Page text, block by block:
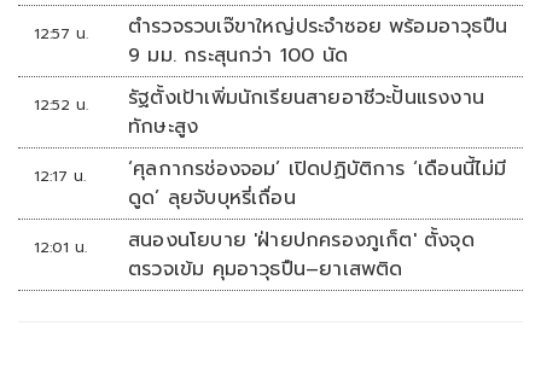
12:57 น.
ตำรวจรวบเจ๊ขาใหญ่ประจำซอย พร้อมอาวุธปืน
9 มม. กระสุนกว่า 100 นัด
12:52 น.
รัฐตั้งเป้าเพิ่มนักเรียนสายอาชีวะปั้นแรงงาน
ทักษะสูง
12:17 น.
‘ศุลกากรช่องจอม’ เปิดปฏิบัติการ ‘เดือนนี้ไม่มี
ดูด’ ลุยจับบุหรี่เถื่อน
12:01 น.
สนองนโยบาย 'ฝ่ายปกครองภูเก็ต' ตั้งจุด
ตรวจเข้ม คุมอาวุธปืน–ยาเสพติด